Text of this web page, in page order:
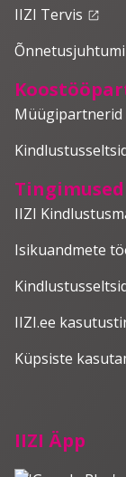
IIZI Äpp
IIZI Tervis launch
Müügipartnerid
Tingimused
IIZI
Isikuandmete
IIZI.ee
Küpsiste